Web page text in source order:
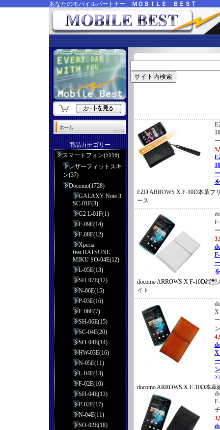
あなたのモバイルパートナー ＭＯＢＩＬＥ ＢＥＳＴ
EZD ARROWS X F-10D本革フ
ース
docomo ARROWS X F-10D縦
イト
X
X
docomo ARROWS X F-10D本
イタリアンレザー
商品カテゴリー
スマートフォン(5116)
レザーフィットスキ
ン(37)
Docomo(1728)
GALAXY Note 3
SC-01F(3)
G2 L-01F(1)
F-09E(14)
F-08E(12)
Xperia
feat.HATSUNE
MIKU SO-04E(12)
L-05E(13)
SH-07E(12)
N-06E(15)
P-03E(16)
F-06E(7)
SH-06E(15)
SC-04E(20)
SO-04E(14)
HW-03E(16)
N-05E(11)
L-04E(13)
F-02E(10)
SH-04E(13)
P-02E(17)
N-04E(11)
SO-02E(18)